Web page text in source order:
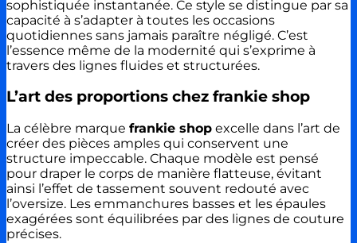
sophistiquée instantanée. Ce style se distingue par sa
capacité à s’adapter à toutes les occasions
quotidiennes sans jamais paraître négligé. C’est
l’essence même de la modernité qui s’exprime à
travers des lignes fluides et structurées.
L’art des proportions chez frankie shop
La célèbre marque frankie shop excelle dans l’art de
créer des pièces amples qui conservent une
structure impeccable. Chaque modèle est pensé
pour draper le corps de manière flatteuse, évitant
ainsi l’effet de tassement souvent redouté avec
l’oversize. Les emmanchures basses et les épaules
exagérées sont équilibrées par des lignes de couture
précises.